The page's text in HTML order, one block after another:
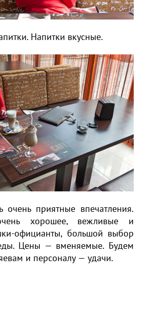
Напитки вкусные.
очень приятные впечатления.
хорошее, вежливые и
официанты, большой выбор
Цены — вменяемые. Будем
и персоналу — удачи.